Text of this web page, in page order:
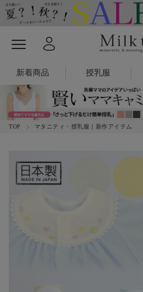
新着商品 授乳服
TOP マタニティ・授乳服｜新作アイテム